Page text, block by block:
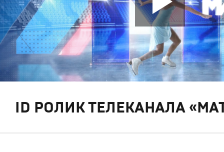
ID РОЛИК ТЕЛЕКАНАЛА